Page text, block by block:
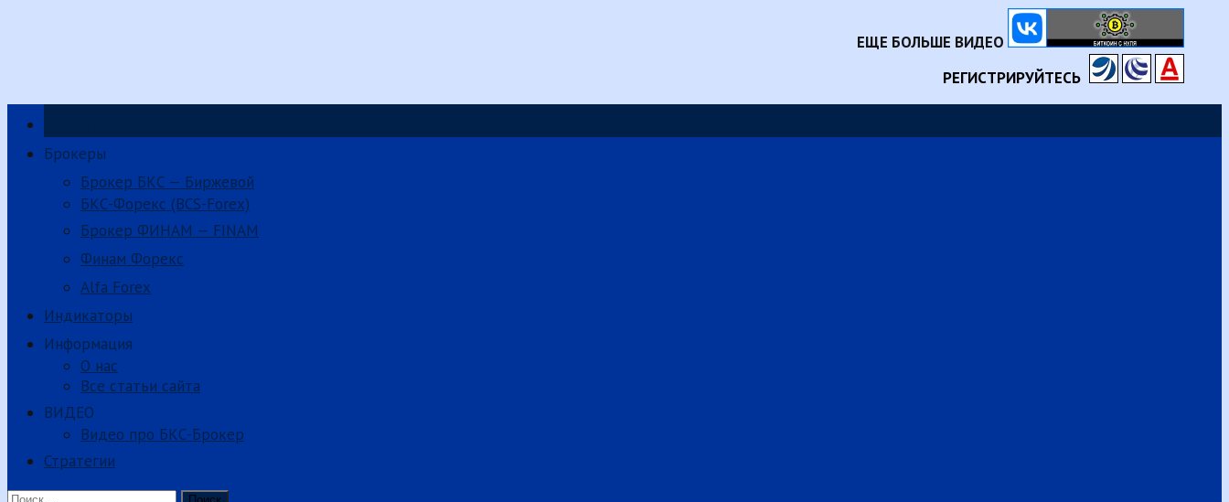
ЕЩЕ БОЛЬШЕ ВИДЕО
РЕГИСТРИРУЙТЕСЬ
Брокеры
Брокер БКС — Биржевой
БКС-Форекс (BCS-Forex)
Брокер ФИНАМ — FINAM
Финам Форекс
Alfa Forex
Индикаторы
Информация
О нас
Все статьи сайта
ВИДЕО
Видео про БКС-Брокер
Стратегии
Найти: